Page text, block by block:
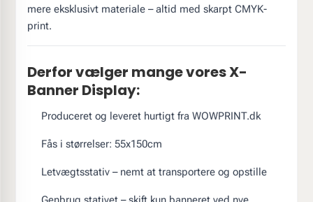
mere eksklusivt materiale – altid med skarpt CMYK-
print.
Derfor vælger mange vores X-
Banner Display:
Produceret og leveret hurtigt fra WOWPRINT.dk
Fås i størrelser: 55x150cm
Letvægtsstativ – nemt at transportere og opstille